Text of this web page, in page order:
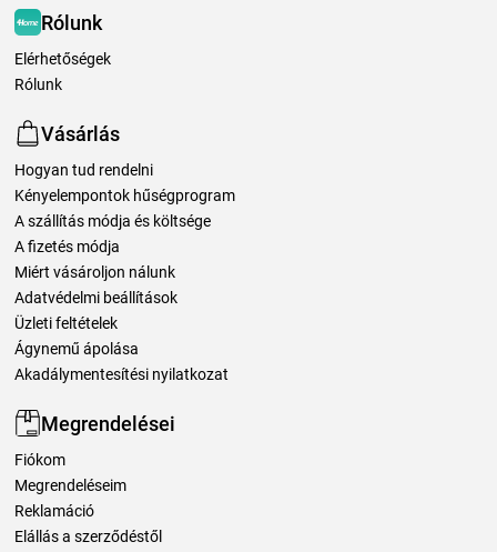
Rólunk
Elérhetőségek
Rólunk
Vásárlás
Hogyan tud rendelni
Kényelempontok hűségprogram
A szállítás módja és költsége
A fizetés módja
Miért vásároljon nálunk
Adatvédelmi beállítások
Üzleti feltételek
Ágynemű ápolása
Akadálymentesítési nyilatkozat
Megrendelései
Fiókom
Megrendeléseim
Reklamáció
Elállás a szerződéstől